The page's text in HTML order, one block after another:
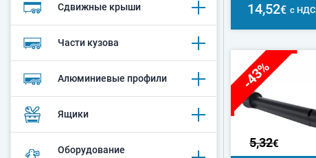
Сдвижные крыши
Части кузова
Алюминиевые профили
Ящики
Оборудование
14,52€ с НДС
-43%
5,32€